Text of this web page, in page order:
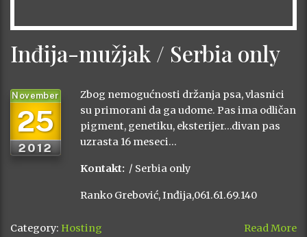
Inđija-mužjak / Serbia only
25
November
2012
Zbog nemogućnosti držanja psa, vlasnici
su primorani da ga udome. Pas ima odličan
pigment, genetiku, eksterijer…divan pas
uzrasta 16 meseci…
Kontakt: / Serbia only
Ranko Grebović, Inđija,061.61.69.140
Category: Hosting Read More